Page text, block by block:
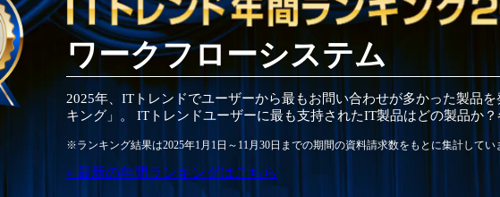
ワークフローシステム
2025年、ITトレンドでユーザーから最もお問い合わせが多かった製品
キング」。 ITトレンドユーザーに最も支持されたIT製品はどの製品か？
※ランキング結果は2025年1月1日～ 11月30日 までの期間の資料請求数をもとに集計してい
» 最新の年間ランキングはこちら